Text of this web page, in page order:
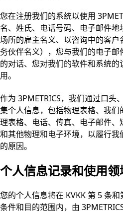
您在注册我们的系统以使用
名、姓氏、电话号码、电子邮件
场所的雇主名义、以咨询中的客
务伙伴名义），您与我们的电子
的对话、您对我们的软件和系统
用。
作为 3PMETRICS，我们通过口头
集个人信息，包括物理表格、我
理表格、电话、传真、电子邮件
和其他物理和电子环境，以履行
的原因。
个人信息记录和使用领
您的个人信息将在 KVKK 第 5 条
条件和目的范围内，由